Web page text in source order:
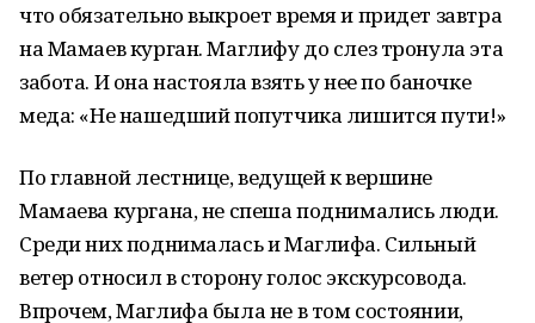
что обязательно вык­роет время и придет завтра
на Мамаев курган. Маглифу до слез тронула эта
забота. И она настояла взять у нее по баночке
меда: «Не нашедший попут­чика лишится пути!»
По главной лестнице, ведущей к вершине
Мамаева кургана, не спеша поднимались люди.
Среди них поднималась и Маглифа. Сильный
ветер относил в сторону голос экскурсовода.
Впрочем, Маглифа была не в том состоянии,